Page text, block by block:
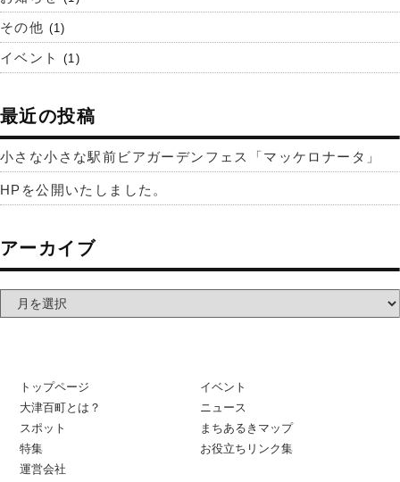
その他 (1)
イベント (1)
最近の投稿
小さな小さな駅前ビアガーデンフェス「マッケロナータ」
HPを公開いたしました。
アーカイブ
トップページ
大津百町とは？
スポット
特集
イベント
ニュース
まちあるきマップ
お役立ちリンク集
運営会社